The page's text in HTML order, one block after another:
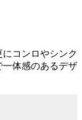
コンロやシンク
体感のあるデザ